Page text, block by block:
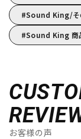
Sound King/そ
Sound King 商
お客様の声